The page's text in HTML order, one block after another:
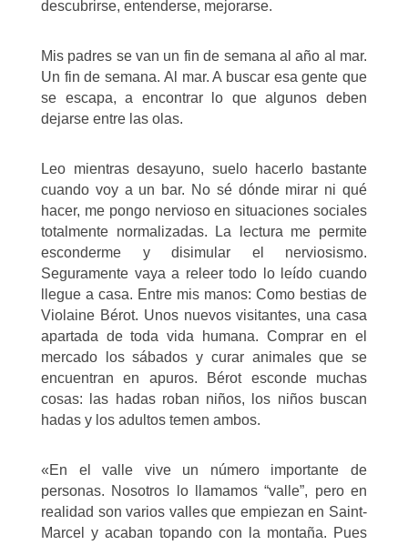
descubrirse, entenderse, mejorarse.
Mis padres se van un fin de semana al año al mar.
Un fin de semana. Al mar. A buscar esa gente que
se escapa, a encontrar lo que algunos deben
dejarse entre las olas.
Leo mientras desayuno, suelo hacerlo bastante
cuando voy a un bar. No sé dónde mirar ni qué
hacer, me pongo nervioso en situaciones sociales
totalmente normalizadas. La lectura me permite
esconderme y disimular el nerviosismo.
Seguramente vaya a releer todo lo leído cuando
llegue a casa. Entre mis manos: Como bestias de
Violaine Bérot. Unos nuevos visitantes, una casa
apartada de toda vida humana. Comprar en el
mercado los sábados y curar animales que se
encuentran en apuros. Bérot esconde muchas
cosas: las hadas roban niños, los niños buscan
hadas y los adultos temen ambos.
«En el valle vive un número importante de
personas. Nosotros lo llamamos “valle”, pero en
realidad son varios valles que empiezan en Saint-
Marcel y acaban topando con la montaña. Pues